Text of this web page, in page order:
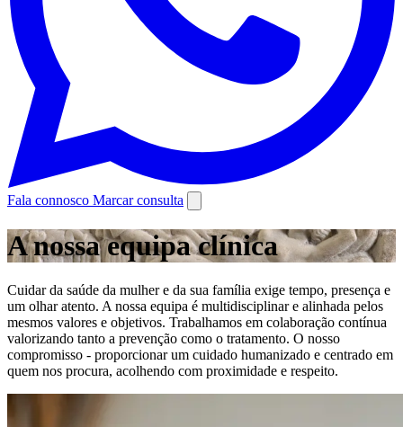
Fala connosco Marcar consulta
A nossa equipa clínica
Cuidar da saúde da mulher e da sua família exige tempo, presença e
um olhar atento. A nossa equipa é multidisciplinar e alinhada pelos
mesmos valores e objetivos. Trabalhamos em colaboração contínua
valorizando tanto a prevenção como o tratamento. O nosso
compromisso - proporcionar um cuidado humanizado e centrado em
quem nos procura, acolhendo com proximidade e respeito.